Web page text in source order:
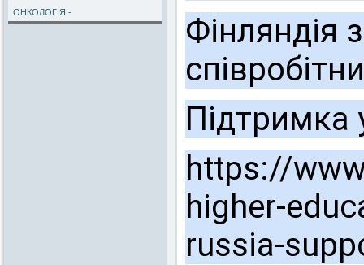
ОНКОЛОГІЯ -
Фінляндія
Підтримка
https://
higher-
russia-